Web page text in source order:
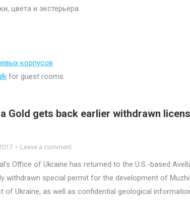
цвета и экстерьера.
корпусов
for guest rooms
Gold gets back earlier withdrawn
Leave a comment
Office of Ukraine has returned to the U.S.-based
withdrawn special permit for the development of
of Ukraine, as well as confidential geological